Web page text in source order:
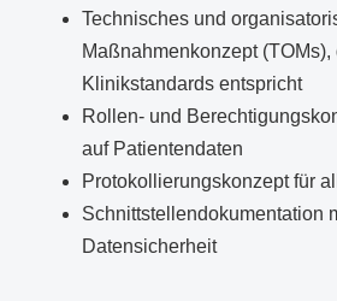
Technisches und
Maßnahmenkonzept (TOMs),
Klinikstandards entspricht
Rollen- und
auf Patientendaten
Protokollierungskonzept für
Schnittstellendokumentation
Datensicherheit